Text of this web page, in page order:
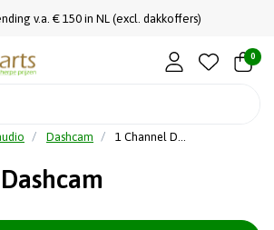
v.a. € 150 in NL (excl. dakkoffers)
0
Dashcam 1 Channel Dashcam